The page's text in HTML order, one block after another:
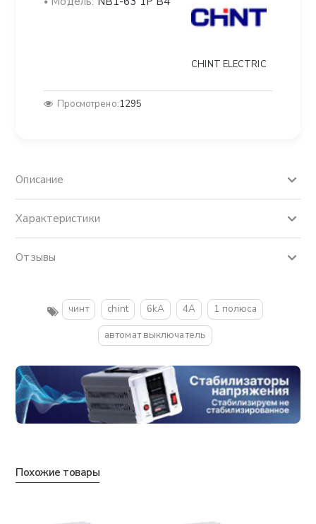
CHINT ELECTRIC
Просмотрено:1295
Описание
Характеристики
Отзывы
чинт chint 6kA 4A
1 полюса
автомат выключатель
Похожие товары